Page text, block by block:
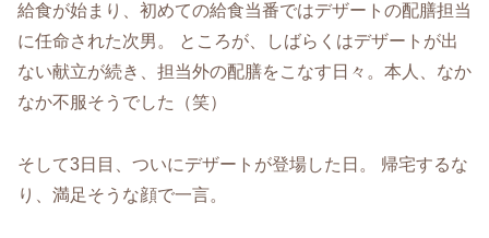
給食が始まり、初めての給食当番ではデザートの配膳担当
に任命された次男。 ところが、しばらくはデザートが出
ない献立が続き、担当外の配膳をこなす日々。本人、なか
なか不服そうでした（笑）
そして3日目、ついにデザートが登場した日。 帰宅するな
り、満足そうな顔で一言。